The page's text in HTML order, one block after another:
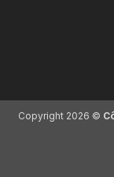
Copyright 2026 ©